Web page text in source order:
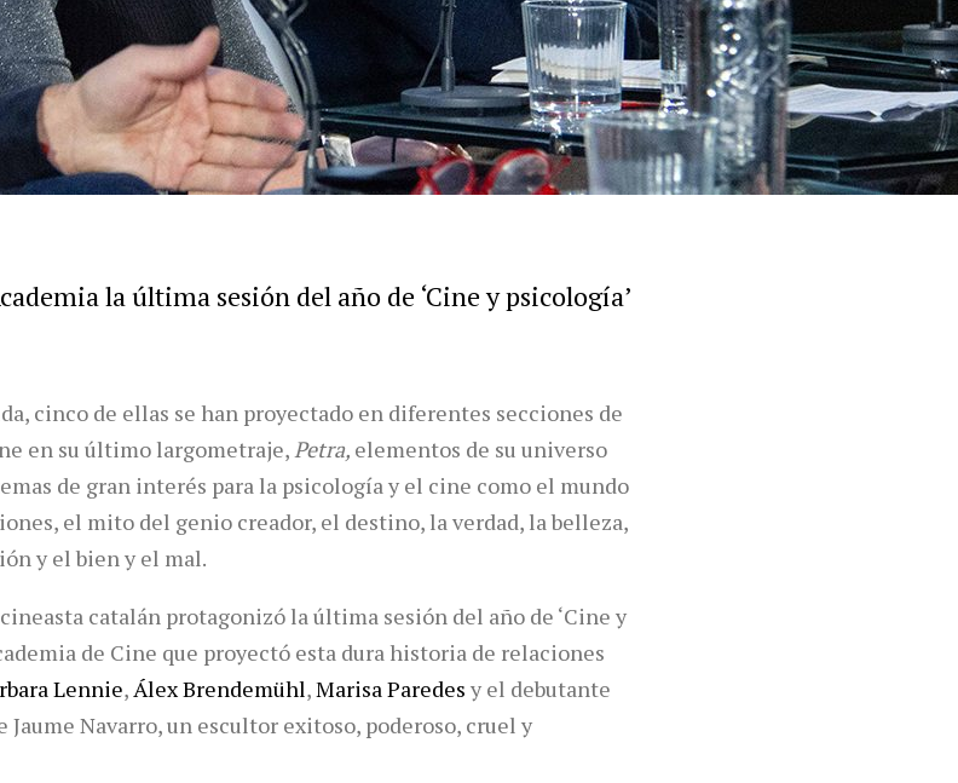
la última sesión del año de ‘Cine y psicología’
cinco de ellas se han proyectado en diferentes secciones de
en su último largometraje,Petra, elementos de su universo
de gran interés para la psicología y el cine como el mundo
el mito del genio creador, el destino, la verdad, la belleza,
y el bien y el mal.
catalán protagonizó la última sesión del año de ‘Cine y
de Cine que proyectó esta dura historia de relaciones
Lennie,Álex Brendemühl,Marisa Paredes y el debutante
Jaume Navarro, un escultor exitoso, poderoso, cruel y